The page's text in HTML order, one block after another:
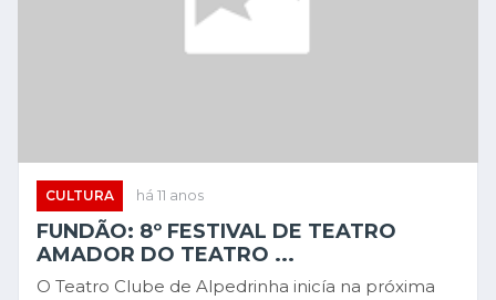
CULTURA há 11 anos
FUNDÃO: 8º FESTIVAL DE TEATRO
AMADOR DO TEATRO ...
O Teatro Clube de Alpedrinha inicía na próxima